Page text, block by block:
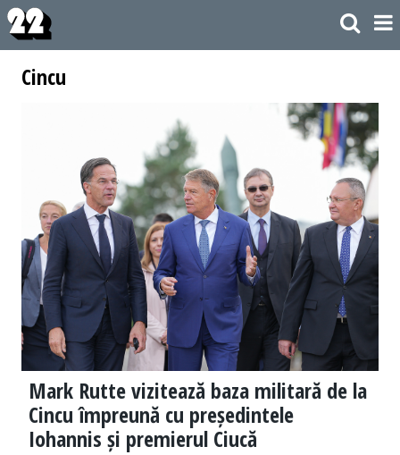
Cincu
Mark Rutte vizitează baza militară de la
Cincu împreună cu președintele
Iohannis și premierul Ciucă